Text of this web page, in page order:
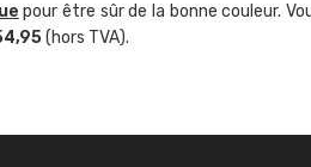
pour être sûr de la bonne couleur.
(hors TVA).
Guillaume